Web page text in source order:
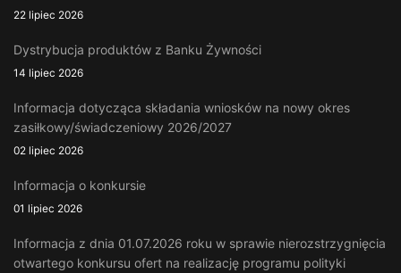
22 lipiec 2026
Dystrybucja produktów z Banku Żywności
14 lipiec 2026
Informacja dotycząca składania wniosków na nowy okres
zasiłkowy/świadczeniowy 2026/2027
02 lipiec 2026
Informacja o konkursie
01 lipiec 2026
Informacja z dnia 01.07.2026 roku w sprawie nierozstrzygnięcia
otwartego konkursu ofert na realizację programu polityki